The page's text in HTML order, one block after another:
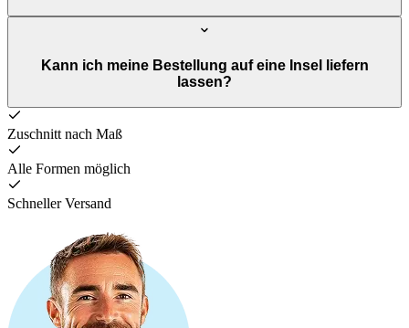
Kann ich meine Bestellung auf eine Insel liefern
lassen?
Zuschnitt nach Maß
Alle Formen möglich
Schneller Versand